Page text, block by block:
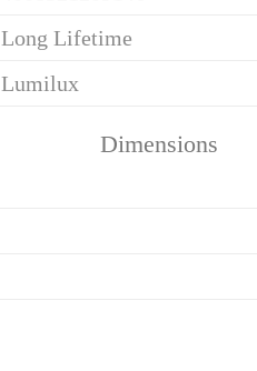
Long Lifetime
Lumilux
Dimensions